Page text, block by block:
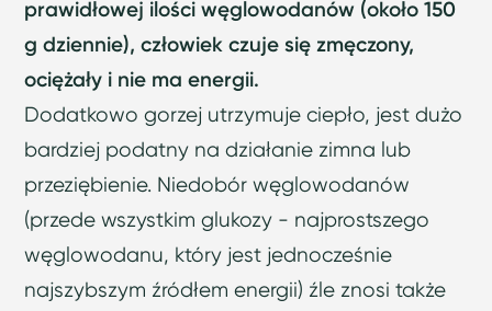
prawidłowej ilości węglowodanów (około 150
g dziennie), człowiek czuje się zmęczony,
ociężały i nie ma energii.
Dodatkowo gorzej utrzymuje ciepło, jest dużo
bardziej podatny na działanie zimna lub
przeziębienie. Niedobór węglowodanów
(przede wszystkim glukozy - najprostszego
węglowodanu, który jest jednocześnie
najszybszym źródłem energii) źle znosi także